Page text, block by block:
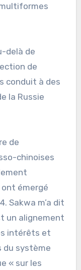
delà de
de
conduit à des
la Russie
de
chinoises
émergé
Sakwa m’a dit
un alignement
intérêts et
du système
« sur les